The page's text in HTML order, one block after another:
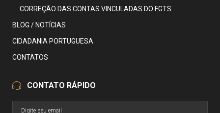
CORREÇÃO DAS CONTAS VINCULADAS DO FGTS
BLOG / NOTÍCIAS
CIDADANIA PORTUGUESA
CONTATOS
CONTATO RÁPIDO